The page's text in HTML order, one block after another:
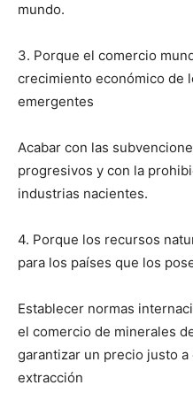
mundo.
3. Porque el comercio
crecimiento económico de
emergentes
Acabar con las
progresivos y con la
industrias nacientes.
4. Porque los recursos
para los países que los
Establecer normas
el comercio de minerales
garantizar un precio justo
extracción